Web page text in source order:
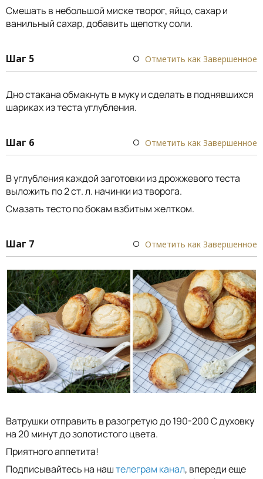
Смешать в небольшой миске творог, яйцо, сахар и
ванильный сахар, добавить щепотку соли.
Шаг 5 Отметить как Завершенное
Дно стакана обмакнуть в муку и сделать в поднявшихся
шариках из теста углубления.
Шаг 6 Отметить как Завершенное
В углубления каждой заготовки из дрожжевого теста
выложить по 2 ст. л. начинки из творога.
Смазать тесто по бокам взбитым желтком.
Шаг 7 Отметить как Завершенное
Ватрушки отправить в разогретую до 190-200 С духовку
на 20 минут до золотистого цвета.
Приятного аппетита!
Подписывайтесь на наштелеграм канал, впереди еще